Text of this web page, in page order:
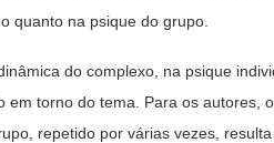
quanto na psique do grupo.
do complexo, na psique
em torno do tema. Para os autores,
repetido por várias vezes,